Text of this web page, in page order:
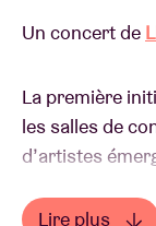
Un concert de
La première
les salles de
d’artistes
Lire plus